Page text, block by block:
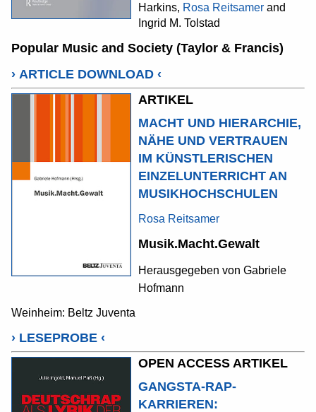
Harkins, Rosa Reitsamer and
Ingrid M. Tolstad
Popular Music and Society (Taylor & Francis)
› ARTICLE DOWNLOAD ‹
ARTIKEL
MACHT UND HIERARCHIE,
NÄHE UND VERTRAUEN
IM KÜNSTLERISCHEN
EINZELUNTERRICHT AN
MUSIKHOCHSCHULEN
Rosa Reitsamer
Musik.Macht.Gewalt
Herausgegeben von Gabriele
Hofmann
Weinheim: Beltz Juventa
› LESEPROBE ‹
OPEN ACCESS ARTIKEL
GANGSTA-RAP-
KARRIEREN: